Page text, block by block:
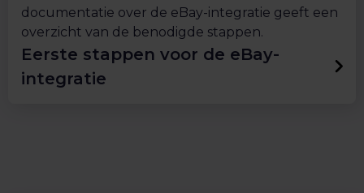
documentatie over de eBay-integratie geeft een
overzicht van de benodigde stappen.
Eerste stappen voor de eBay-
integratie